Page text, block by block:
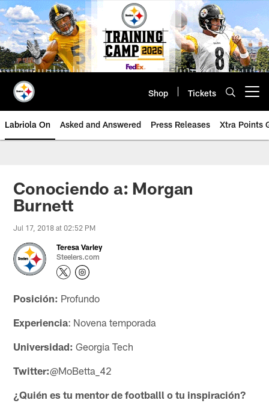
Skip
to
main
content
Shop Tickets
Labriola On Asked and Answered Press Releases Xtra Points
Conociendo a: Morgan
Burnett
Jul 17, 2018 at 02:52 PM
Teresa Varley
Steelers.com
Posición: Profundo
Experiencia: Novena temporada
Universidad: Georgia Tech
Twitter:@MoBetta_42
¿Quién es tu mentor de footballl o tu inspiración?